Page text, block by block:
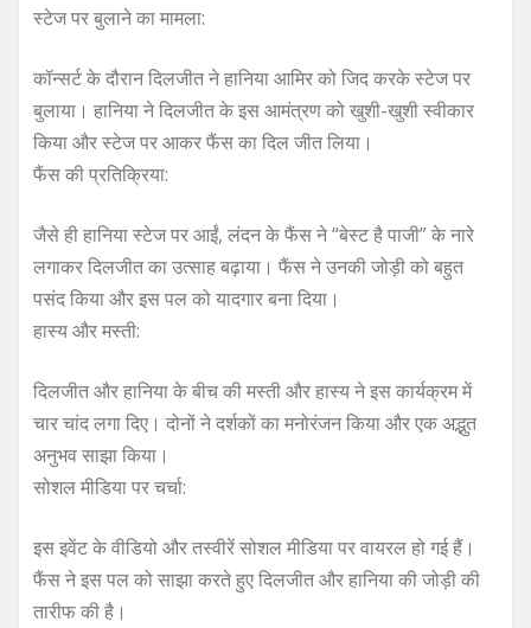
स्टेज पर बुलाने का मामला:
कॉन्सर्ट के दौरान दिलजीत ने हानिया आमिर को जिद करके स्टेज पर
बुलाया। हानिया ने दिलजीत के इस आमंत्रण को खुशी-खुशी स्वीकार
किया और स्टेज पर आकर फैंस का दिल जीत लिया।
फैंस की प्रतिक्रिया:
जैसे ही हानिया स्टेज पर आईं, लंदन के फैंस ने “बेस्ट है पाजी” के नारे
लगाकर दिलजीत का उत्साह बढ़ाया। फैंस ने उनकी जोड़ी को बहुत
पसंद किया और इस पल को यादगार बना दिया।
हास्य और मस्ती:
दिलजीत और हानिया के बीच की मस्ती और हास्य ने इस कार्यक्रम में
चार चांद लगा दिए। दोनों ने दर्शकों का मनोरंजन किया और एक अद्भुत
अनुभव साझा किया।
सोशल मीडिया पर चर्चा:
इस इवेंट के वीडियो और तस्वीरें सोशल मीडिया पर वायरल हो गई हैं।
फैंस ने इस पल को साझा करते हुए दिलजीत और हानिया की जोड़ी की
तारीफ की है।